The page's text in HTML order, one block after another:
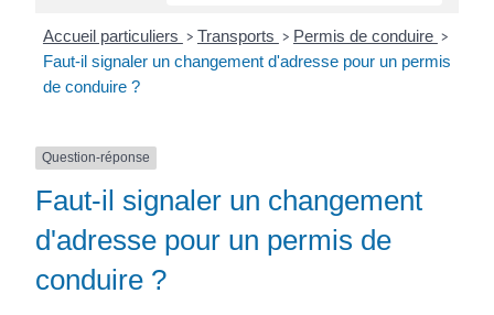
Accueil particuliers > Transports > Permis de conduire >
Faut-il signaler un changement d'adresse pour un permis
de conduire ?
Question-réponse
Faut-il signaler un changement
d'adresse pour un permis de
conduire ?